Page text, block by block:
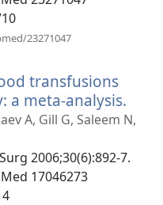
23271047
transfusions
a meta-analysis.
нов
A, Gill G, Saleem N,
2006;30(6):892-7.
17046273